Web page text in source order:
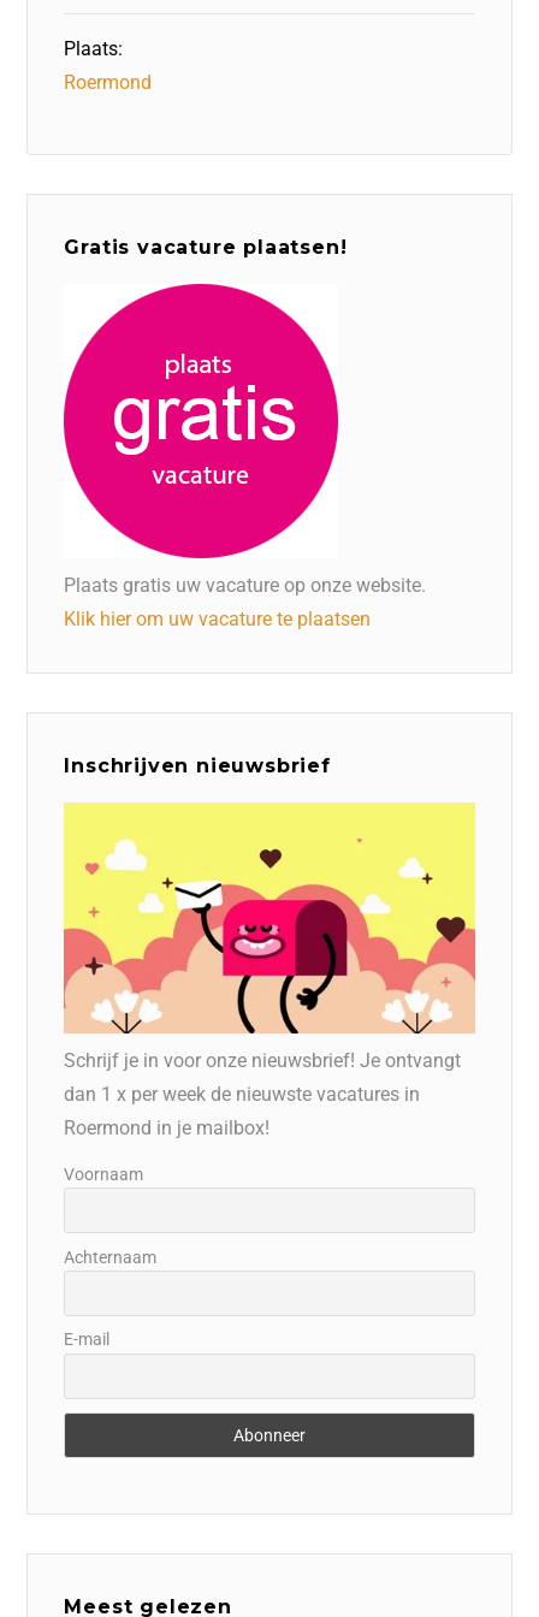
Plaats:
Roermond
Gratis vacature plaatsen!
Plaats gratis uw vacature op onze website.
Klik hier om uw vacature te plaatsen
Inschrijven nieuwsbrief
Schrijf je in voor onze nieuwsbrief! Je ontvangt
dan 1 x per week de nieuwste vacatures in
Roermond in je mailbox!
Voornaam
Achternaam
E-mail
Meest gelezen